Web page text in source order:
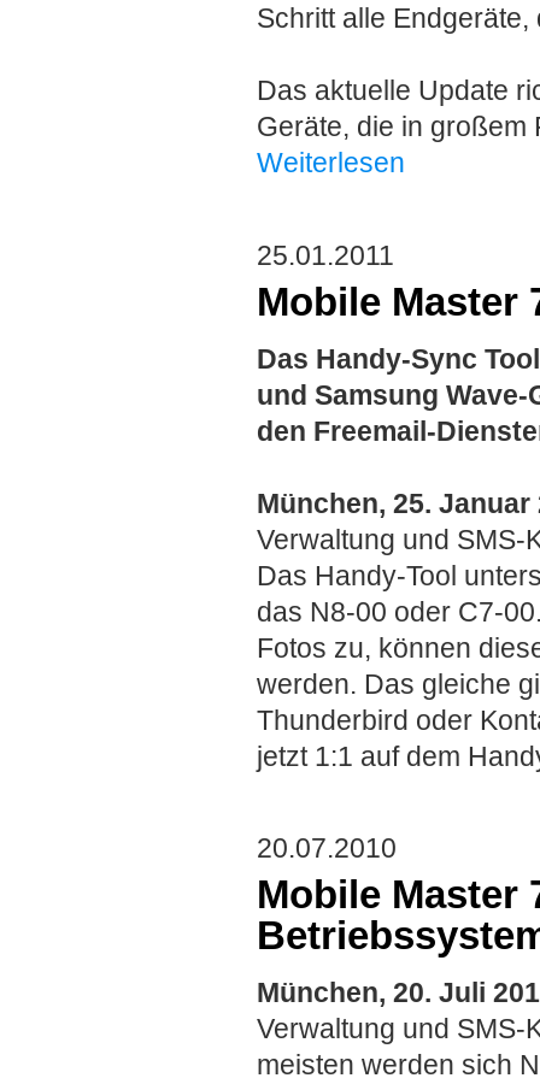
Schritt alle
Das aktuelle Update
Geräte, die in
Weiterlesen
25.01.2011
Mobile Master
Das Handy-Sync
und Samsung
den Freemail-
München, 25. Januar
Verwaltung und SMS-
Das Handy-Tool
das N8-00 oder C7-
Fotos zu, können
werden. Das gleiche
Thunderbird oder
jetzt 1:1 auf dem
20.07.2010
Mobile Master
München, 20. Juli
Verwaltung und SMS-
meisten werden sich